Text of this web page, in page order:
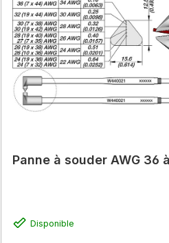
Panne à souder AWG 36
Disponible